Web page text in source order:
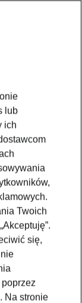
lub
ich
Twoich
się,
Na stronie